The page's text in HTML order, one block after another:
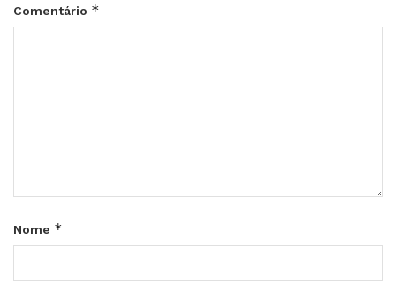
Comentário *
Nome *